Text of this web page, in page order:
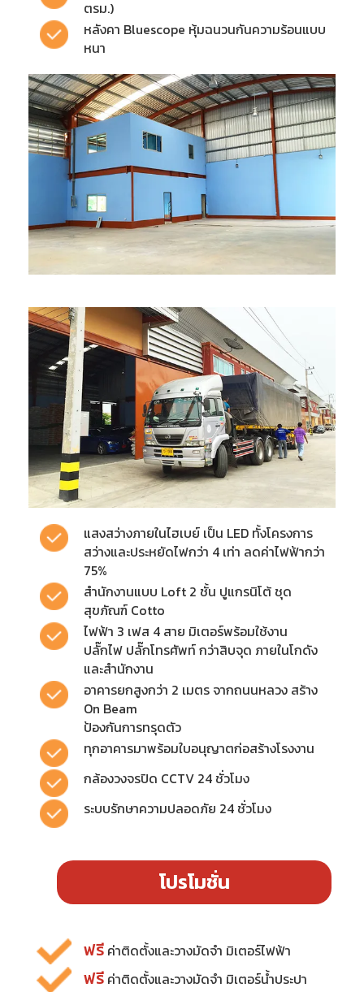
ตรม.)
หลังคา Bluescope หุ้มฉนวนกันความร้อนแบบ
หนา
แสงสว่างภายในไฮเบย์ เป็น LED ทั้งโครงการ
สว่างและประหยัดไฟกว่า 4 เท่า ลดค่าไฟฟ้ากว่า
75%
สำนักงานแบบ Loft 2 ชั้น ปูแกรนิโต้ ชุด
สุขภัณฑ์ Cotto
ไฟฟ้า 3 เฟส 4 สาย มิเตอร์พร้อมใช้งาน
ปลั๊กไฟ ปลั๊กโทรศัพท์ กว่าสิบจุด ภายในโกดัง
และสำนักงาน
อาคารยกสูงกว่า 2 เมตร จากถนนหลวง สร้าง
On Beam
ป้องกันการทรุดตัว
ทุกอาคารมาพร้อมใบอนุญาตก่อสร้างโรงงาน
กล้องวงจรปิด CCTV 24 ชั่วโมง
ระบบรักษาความปลอดภัย 24 ชั่วโมง
โปรโมชั่น
ฟรี ค่าติดตั้งและวางมัดจำ มิเตอร์ไฟฟ้า
ฟรี ค่าติดตั้งและวางมัดจำ มิเตอร์น้ำประปา